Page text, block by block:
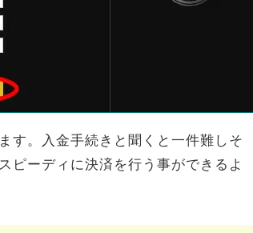
す。入金手続きと聞くと一件難しそ
ピーディに決済を行う事ができるよ